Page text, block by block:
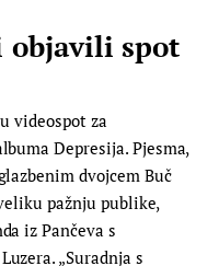
objavili spot
videospot za
Depresija. Pjesma,
dvojcem Buč
pažnju publike,
iz Pančeva s
„Suradnja s